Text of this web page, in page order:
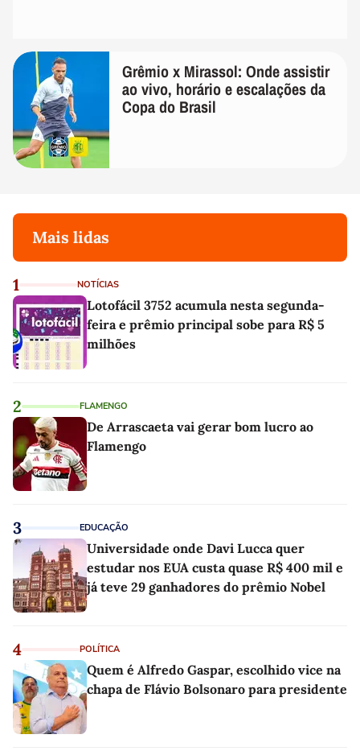
Grêmio x Mirassol: Onde assistir
ao vivo, horário e escalações da
Copa do Brasil
Mais lidas
1 NOTÍCIAS
Lotofácil 3752 acumula nesta segunda-
feira e prêmio principal sobe para R$ 5
milhões
2 FLAMENGO
De Arrascaeta vai gerar bom lucro ao
Flamengo
3 EDUCAÇÃO
Universidade onde Davi Lucca quer
estudar nos EUA custa quase R$ 400 mil e
já teve 29 ganhadores do prêmio Nobel
4 POLÍTICA
Quem é Alfredo Gaspar, escolhido vice na
chapa de Flávio Bolsonaro para presidente